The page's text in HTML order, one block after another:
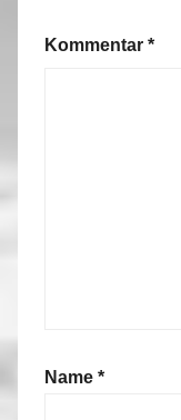
Kommentar *
Name *